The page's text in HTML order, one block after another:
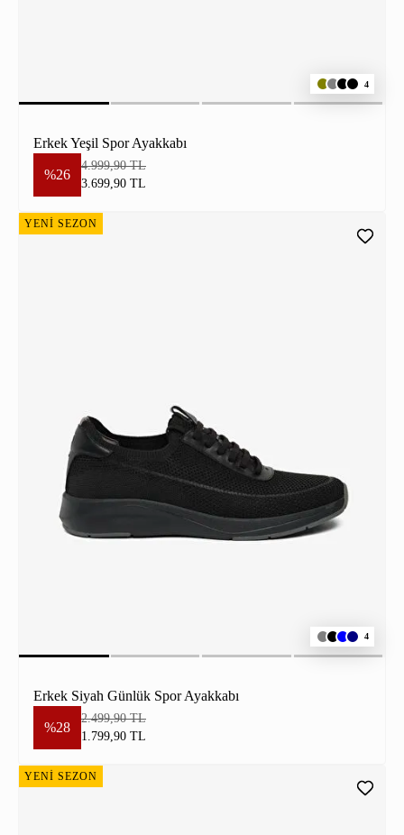
4
Erkek Yeşil Spor Ayakkabı
%26
4.999,90 TL
3.699,90 TL
YENİ SEZON
4
Erkek Siyah Günlük Spor Ayakkabı
%28
2.499,90 TL
1.799,90 TL
YENİ SEZON